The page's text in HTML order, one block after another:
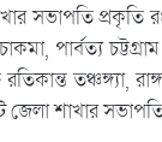
সভাপতি
পার্বত্য
তঞ্চঙ্গ্যা,
জেলা শাখার